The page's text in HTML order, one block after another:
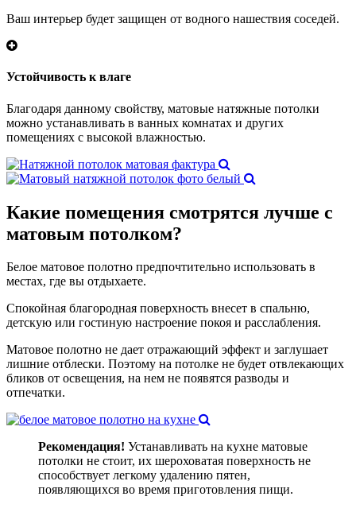
Ваш интерьер будет защищен от водного нашествия соседей.
Устойчивость к влаге
Благодаря данному свойству, матовые натяжные потолки
можно устанавливать в ванных комнатах и других
помещениях с высокой влажностью.
Какие помещения смотрятся лучше с
матовым потолком?
Белое матовое полотно предпочтительно использовать в
местах, где вы отдыхаете.
Спокойная благородная поверхность внесет в спальню,
детскую или гостиную настроение покоя и расслабления.
Матовое полотно не дает отражающий эффект и заглушает
лишние отблески. Поэтому на потолке не будет отвлекающих
бликов от освещения, на нем не появятся разводы и
отпечатки.
Рекомендация! Устанавливать на кухне матовые
потолки не стоит, их шероховатая поверхность не
способствует легкому удалению пятен,
появляющихся во время приготовления пищи.